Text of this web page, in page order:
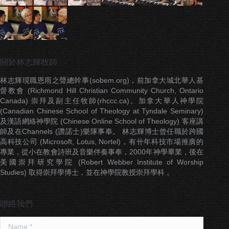
關於林志輝牧師
林志輝現職恩雨之聲總幹事(sobem.org)，前加拿大城北華人基
督教會 (Richmond Hill Christian Community Church, Ontario
Canada) 崇拜及副主任牧師(rhccc.ca)。加拿大華人神學院
(Canadian Chinese School of Theology at Tyndale Seminary)
及漢語網絡神學院 (Chinese Online School of Theology) 客座講
師及在Channels (讚諾士)樂隊事奉。 林志輝博士曾任職於跨國
高科技公司 (Microsoft, Lotus, Nortel)，有卄年科技市場推廣的
專業，從小在教會詩班及音樂伴奏事奉，2000年神學畢業，後在
美國崇拜研究學院 (Robert Webber Institute of Worship
Studies) 取得崇拜學博士，並在神學院教授崇拜學科 。
聯絡我們